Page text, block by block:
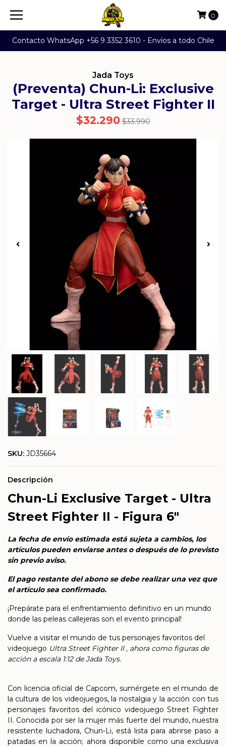
Contacto WhatsApp +56 9 3352 3610 - Envíos a todo Chile
0
Jada Toys
(Preventa) Chun-Li: Exclusive
Target - Ultra Street Fighter II
$32.290 $33.990
SKU: JD35664
Descripción
Chun-Li Exclusive Target - Ultra
Street Fighter II - Figura 6"
La fecha de envío estimada está sujeta a cambios, los
artículos pueden enviarse antes o después de lo previsto
sin previo aviso.
El pago restante del abono se debe realizar una vez que
el artículo sea confirmado.
¡Prepárate para el enfrentamiento definitivo en un mundo
donde las peleas callejeras son el evento principal!
Vuelve a visitar el mundo de tus personajes favoritos del
videojuego Ultra Street Fighter II , ahora como figuras de
acción a escala 1:12 de Jada Toys.
Con licencia oficial de Capcom, sumérgete en el mundo de
la cultura de los videojuegos, la nostalgia y la acción con tus
personajes favoritos del icónico videojuego Street Fighter
II. Conocida por ser la mujer más fuerte del mundo, nuestra
resistente luchadora, Chun-Li, está lista para abrirse paso a
patadas en la acción; ahora disponible como una exclusiva